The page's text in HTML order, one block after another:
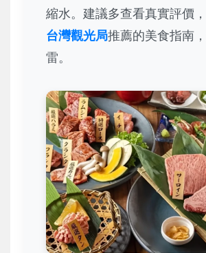
縮水。建議多查看真實評價
台灣觀光局推薦的美食指南
雷。